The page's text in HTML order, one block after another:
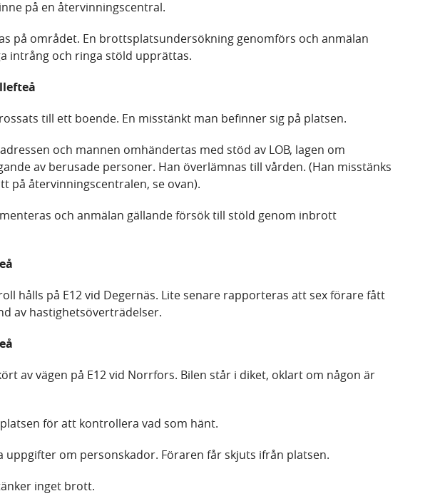
på en återvinningscentral.
på området. En brottsplatsundersökning genomförs och anmälan
intrång och ringa stöld upprättas.
till ett boende. En misstänkt man befinner sig på platsen.
och mannen omhändertas med stöd av LOB, lagen om
av berusade personer. Han överlämnas till vården. (Han misstänks
på återvinningscentralen, se ovan).
och anmälan gällande försök till stöld genom inbrott
hålls på E12 vid Degernäs. Lite senare rapporteras att sex förare fått
av hastighetsöverträdelser.
av vägen på E12 vid Norrfors. Bilen står i diket, oklart om någon är
för att kontrollera vad som hänt.
uppgifter om personskador. Föraren får skjuts ifrån platsen.
inget brott.